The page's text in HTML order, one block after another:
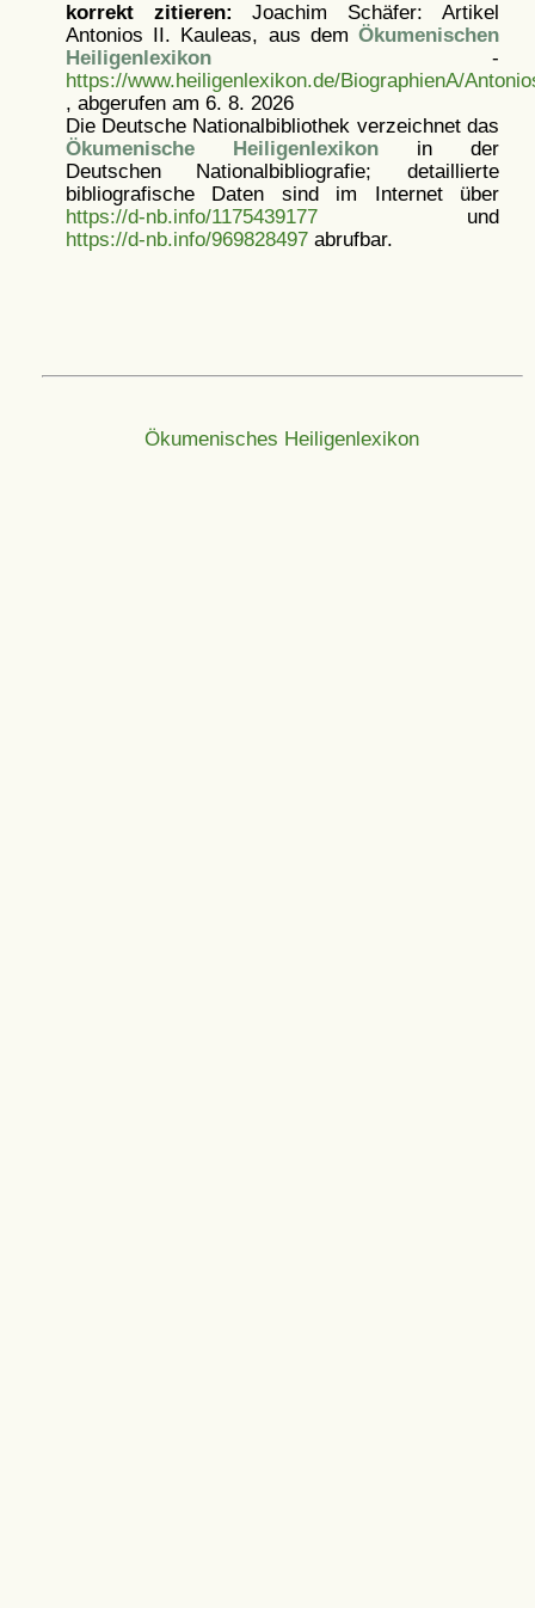
korrekt zitieren: Joachim Schäfer: Artikel
Antonios II. Kauleas, aus dem Ökumenischen
Heiligenlexikon-
https://www.heiligenlexikon.de/BiographienA/
, abgerufen am 6. 8. 2026
Die Deutsche Nationalbibliothek verzeichnet das
Ökumenische Heiligenlexikonin der
Deutschen Nationalbibliografie; detaillierte
bibliografische Daten sind im Internet über
https://d-nb.info/1175439177und
https://d-nb.info/969828497abrufbar.
Ökumenisches Heiligenlexikon